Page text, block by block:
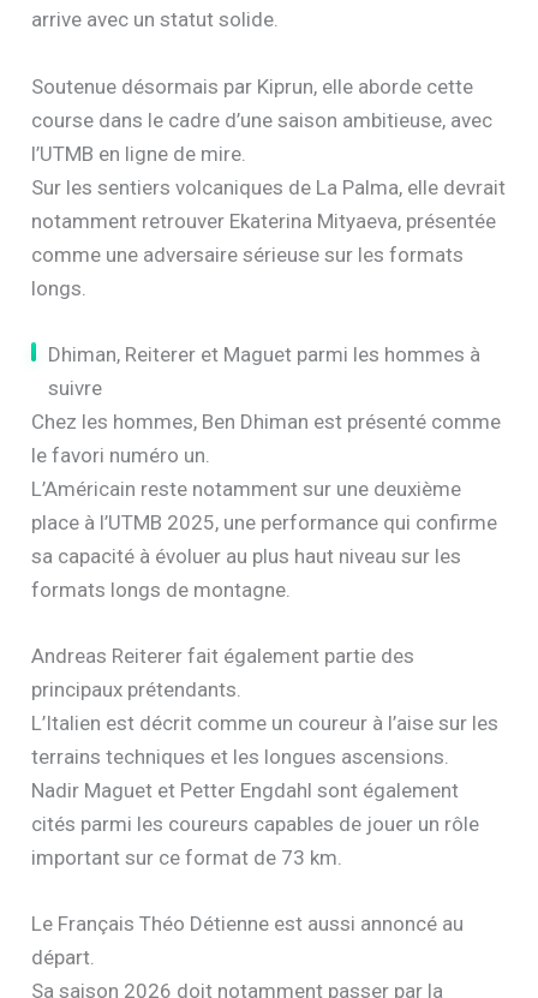
arrive avec un statut solide.
Soutenue désormais par Kiprun, elle aborde cette
course dans le cadre d’une saison ambitieuse, avec
l’UTMB en ligne de mire.
Sur les sentiers volcaniques de La Palma, elle devrait
notamment retrouver Ekaterina Mityaeva, présentée
comme une adversaire sérieuse sur les formats
longs.
Dhiman, Reiterer et Maguet parmi les hommes à
suivre
Chez les hommes, Ben Dhiman est présenté comme
le favori numéro un.
L’Américain reste notamment sur une deuxième
place à l’UTMB 2025, une performance qui confirme
sa capacité à évoluer au plus haut niveau sur les
formats longs de montagne.
Andreas Reiterer fait également partie des
principaux prétendants.
L’Italien est décrit comme un coureur à l’aise sur les
terrains techniques et les longues ascensions.
Nadir Maguet et Petter Engdahl sont également
cités parmi les coureurs capables de jouer un rôle
important sur ce format de 73 km.
Le Français Théo Détienne est aussi annoncé au
départ.
Sa saison 2026 doit notamment passer par la